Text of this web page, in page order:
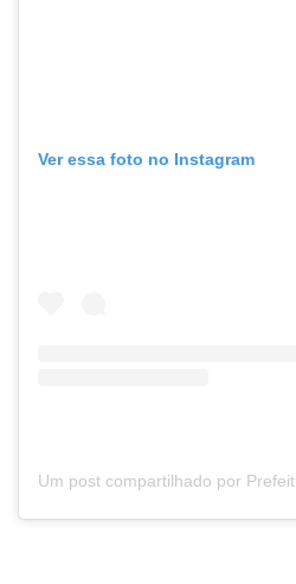
Ver essa foto no Instagram